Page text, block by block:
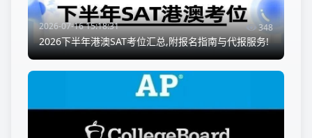
2026-07-16 15:18:31 348
2026下半年港澳SAT考位汇总,附报名指南与代报服务!